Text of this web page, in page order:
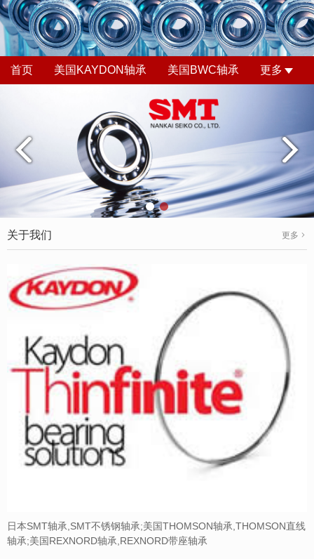
首页 美国KAYDON轴承 美国BWC轴承 更多
关于我们 更多
日本SMT轴承,SMT不锈钢轴承;美国THOMSON轴承,THOMSON直线
轴承;美国REXNORD轴承,REXNORD带座轴承